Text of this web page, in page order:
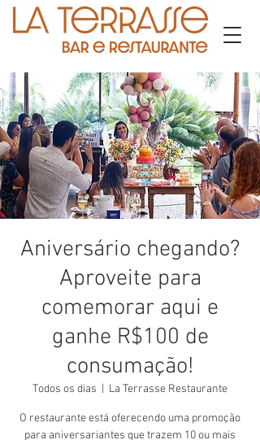
Aniversário chegando?
Aproveite para
comemorar aqui e
ganhe R$100 de
consumação!
Todos os dias La Terrasse Restaurante
O restaurante está oferecendo uma promoção
para aniversariantes que trazem 10 ou mais